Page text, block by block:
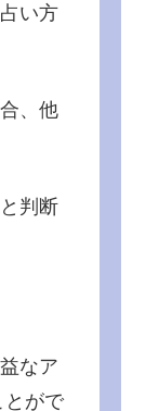
い方
、他
と判断
なア
とがで